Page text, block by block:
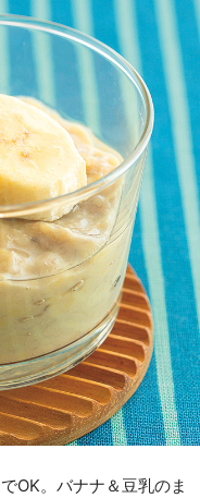
OK。バナナ＆豆乳のま